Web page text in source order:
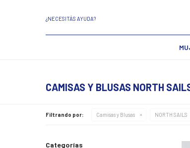
¿NECESITÁS AYUDA?
CAMISAS Y BLUSAS NORTH
Filtrando por: Camisas y Blusas NORTH SAILS
Categorías